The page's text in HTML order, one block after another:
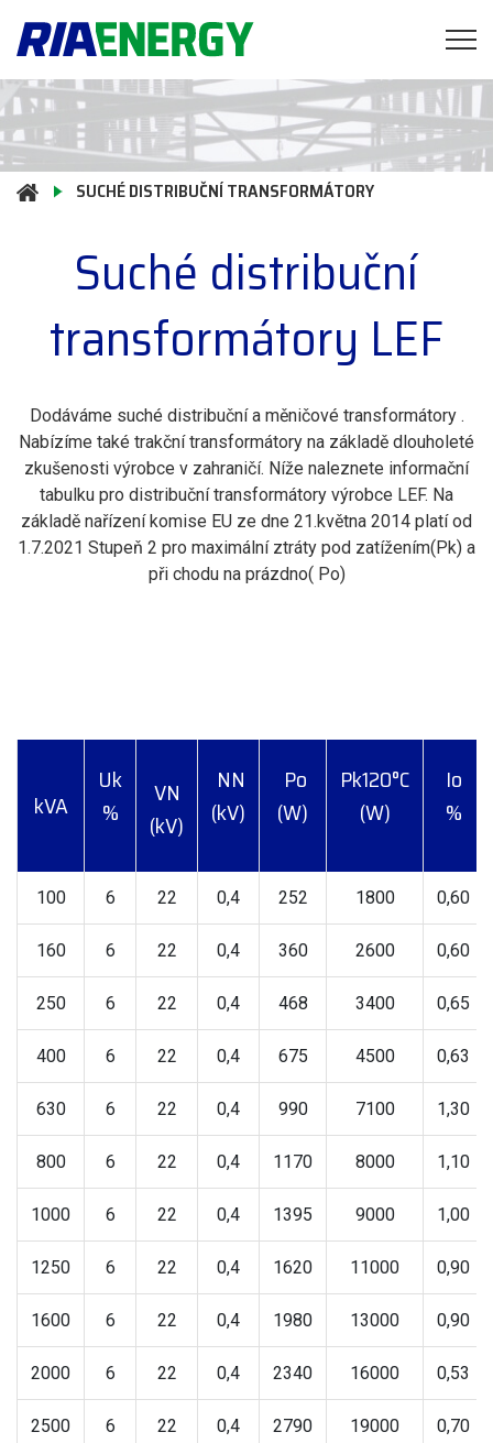
SUCHÉ DISTRIBUČNÍ TRANSFORMÁTORY
Suché distribuční
transformátory LEF
Dodáváme suché distribuční a měničové transformátory .
Nabízíme také trakční transformátory na základě dlouholeté
zkušenosti výrobce v zahraničí. Níže naleznete informační
tabulku pro distribuční transformátory výrobce LEF. Na
základě nařízení komise EU ze dne 21.května 2014 platí od
1.7.2021 Stupeň 2 pro maximální ztráty pod zatížením(Pk) a
při chodu na prázdno( Po)
kVA
Uk
%
VN
(kV)
NN
(kV)
Po
(W)
Pk120°C
(W)
Io
%
100 6 22 0,4 252 1800 0,60
160 6 22 0,4 360 2600 0,60
250 6 22 0,4 468 3400 0,65
400 6 22 0,4 675 4500 0,63
630 6 22 0,4 990 7100 1,30
800 6 22 0,4 1170 8000 1,10
1000 6 22 0,4 1395 9000 1,00
1250 6 22 0,4 1620 11000 0,90
1600 6 22 0,4 1980 13000 0,90
2000 6 22 0,4 2340 16000 0,53
2500 6 22 0,4 2790 19000 0,70